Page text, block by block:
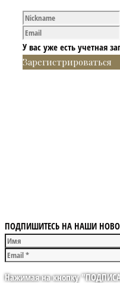
У вас уже есть учетная
Зарегистрироваться
ПОДПИШИТЕСЬ НА НАШИ
Нажимая на кнопку